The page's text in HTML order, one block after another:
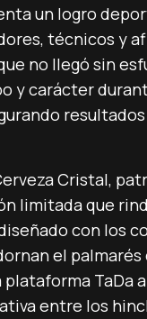
un logro
técnicos y
no llegó sin
y carácter
Cristal,
limitada que
con los
el
TaDa
entre los